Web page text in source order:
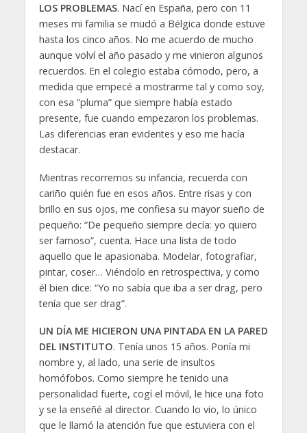
LOS PROBLEMAS. Nací en España, pero con 11
meses mi familia se mudó a Bélgica donde estuve
hasta los cinco años. No me acuerdo de mucho
aunque volví el año pasado y me vinieron algunos
recuerdos. En el colegio estaba cómodo, pero, a
medida que empecé a mostrarme tal y como soy,
con esa “pluma” que siempre había estado
presente, fue cuando empezaron los problemas.
Las diferencias eran evidentes y eso me hacía
destacar.
Mientras recorremos su infancia, recuerda con
cariño quién fue en esos años. Entre risas y con
brillo en sus ojos, me confiesa su mayor sueño de
pequeño: “De pequeño siempre decía: yo quiero
ser famoso”, cuenta. Hace una lista de todo
aquello que le apasionaba. Modelar, fotografiar,
pintar, coser… Viéndolo en retrospectiva, y como
él bien dice: “Yo no sabía que iba a ser drag, pero
tenía que ser drag”.
UN DÍA ME HICIERON UNA PINTADA EN LA PARED
DEL INSTITUTO. Tenía unos 15 años. Ponía mi
nombre y, al lado, una serie de insultos
homófobos. Como siempre he tenido una
personalidad fuerte, cogí el móvil, le hice una foto
y se la enseñé al director. Cuando lo vio, lo único
que le llamó la atención fue que estuviera con el